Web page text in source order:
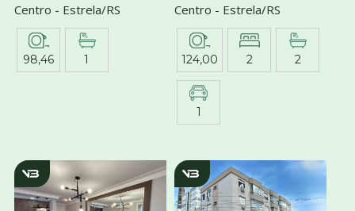
Centro - Estrela/RS
98,46 1
Centro - Estrela/RS
124,00 2 2
1
v3007 v3743